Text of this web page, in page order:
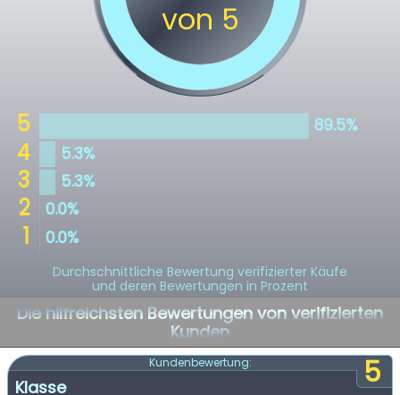
Durchschnittliche Bewertung verifizierter Käufe
und deren Bewertungen in Prozent
Die hilfreichsten Bewertungen von verifizierten
Kunden
5
Kundenbewertung:
Klasse